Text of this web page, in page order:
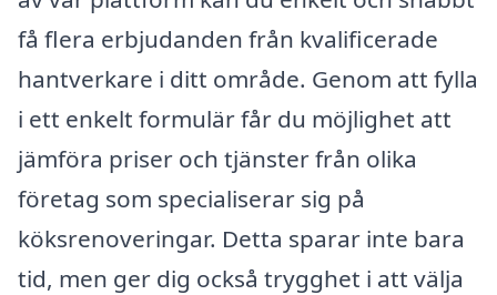
få flera erbjudanden från kvalificerade
hantverkare i ditt område. Genom att fylla
i ett enkelt formulär får du möjlighet att
jämföra priser och tjänster från olika
företag som specialiserar sig på
köksrenoveringar. Detta sparar inte bara
tid, men ger dig också trygghet i att välja